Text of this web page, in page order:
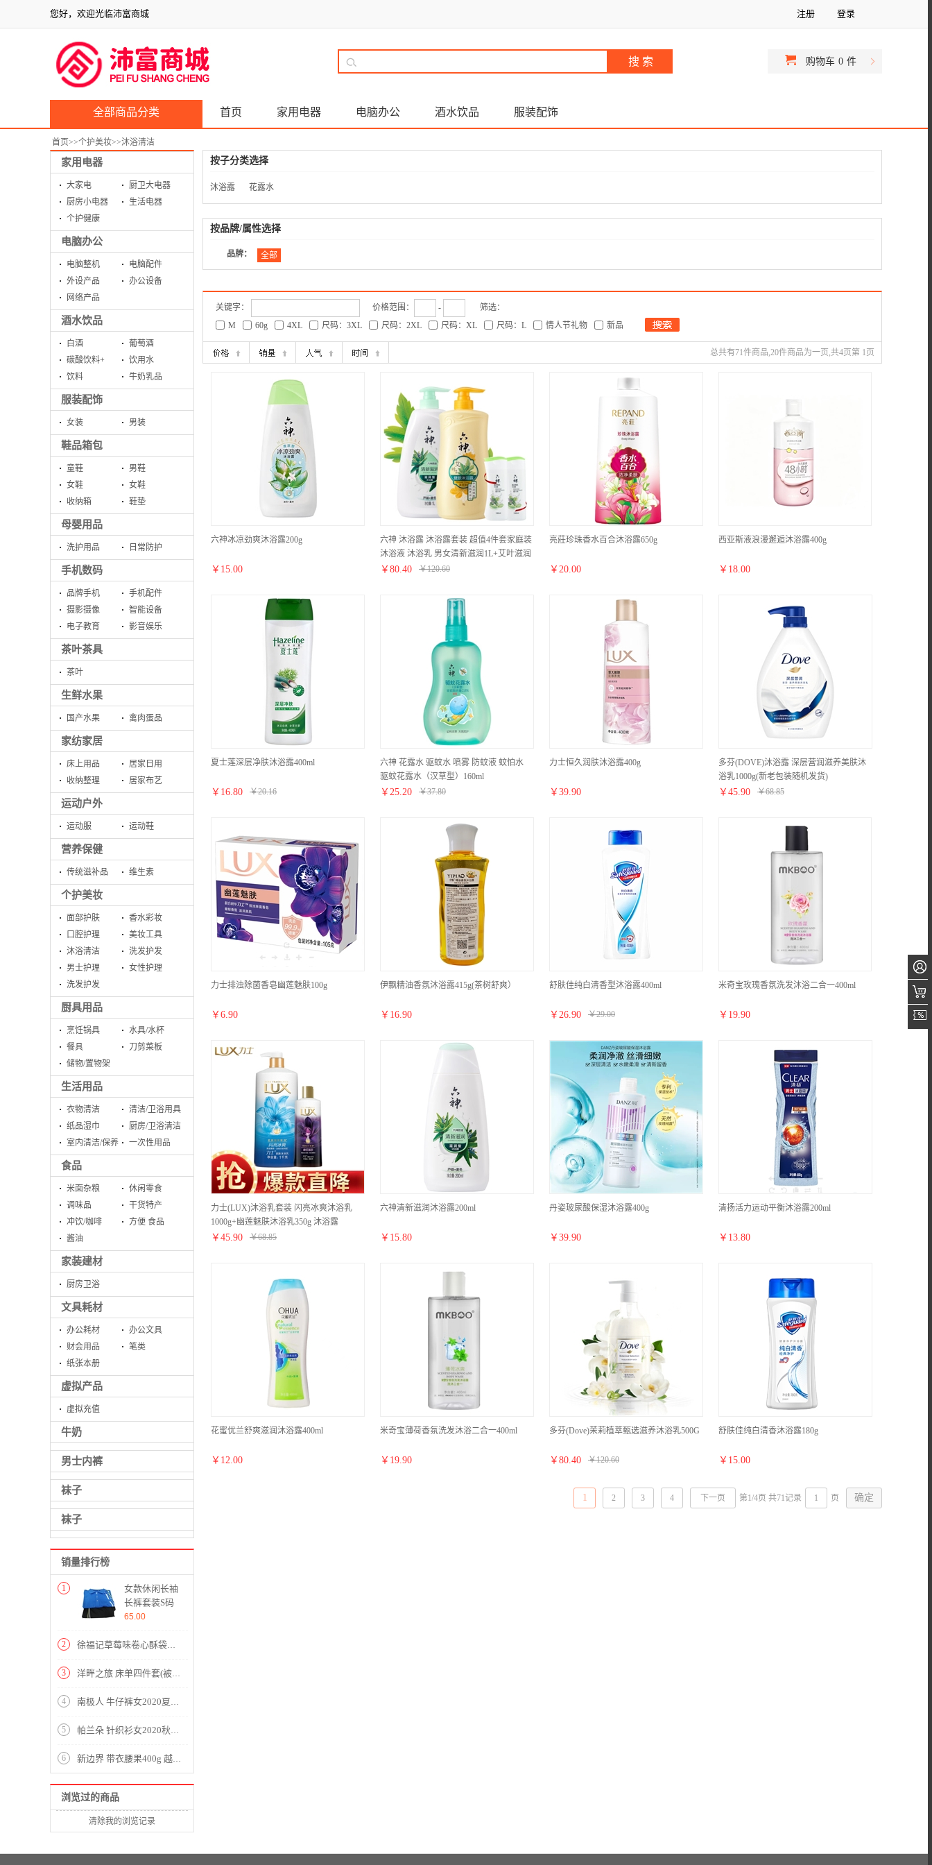
您好，欢迎光临沛富商城 注册 登录
购物车 0 件
全部商品分类 首页 家用电器 电脑办公 酒水饮品 服装配饰
首页>>个护美妆>>沐浴清洁
家用电器
大家电
厨卫大电器
厨房小电器
生活电器
个护健康
电脑办公
电脑整机
电脑配件
外设产品
办公设备
网络产品
酒水饮品
白酒
葡萄酒
碳酸饮料+
饮用水
饮料
牛奶乳品
服装配饰
女装 男装
鞋品箱包
童鞋
男鞋
女鞋
女鞋
收纳箱
鞋垫
母婴用品
洗护用品 日常防护
手机数码
品牌手机
手机配件
摄影摄像
智能设备
电子教育
影音娱乐
茶叶茶具
茶叶
生鲜水果
国产水果 禽肉蛋品
家纺家居
床上用品
居家日用
收纳整理
居家布艺
运动户外
运动服 运动鞋
营养保健
传统滋补品 维生素
个护美妆
面部护肤
香水彩妆
口腔护理
美妆工具
沐浴清洁
洗发护发
男士护理
女性护理
洗发护发
厨具用品
烹饪锅具
水具/水杯
餐具
刀剪菜板
储物/置物架
生活用品
衣物清洁
清洁/卫浴用具
纸品湿巾
厨房/卫浴清洁
室内清洁/保养
一次性用品
食品
米面杂粮
休闲零食
调味品
干货特产
冲饮/咖啡
方便 食品
酱油
家装建材
厨房卫浴
文具耗材
办公耗材
办公文具
财会用品
笔类
纸张本册
虚拟产品
虚拟充值
牛奶
男士内裤
袜子
袜子
销量排行榜
1
女款休闲长袖
长裤套装S码
线条蓝
65.00
2 徐福记草莓味卷心酥袋装105g
3 洋畔之旅 床单四件套(被套1件床单1件枕套2件)(适合1.8米床)【A版：涤棉提花；B版：纯棉/蓝】
4 南极人 牛仔裤女2020夏季新款阔腿裤韩版时尚百搭宽松显瘦高腰垂感拖地裤子 N7-FF2D11-525-蓝色 请拍正确尺码
5 帕兰朵 针织衫女2020秋季新款韩版格纹时尚针织开衫女潮流宽松显瘦毛衣外搭外套 黄色 请拍正确尺码
6 新边界 带衣腰果400g 越南腰果仁原味
浏览过的商品
清除我的浏览记录
按子分类选择
沐浴露 花露水
按品牌/属性选择
品牌： 全部
关键字： 价格范围： -
筛选：
M
60g 4XL 尺码：3XL 尺码：2XL 尺码：XL 尺码：L 情人节礼物 新品
总共有71件商品,20件商品为一页,共4页第 1页
六神冰凉劲爽沐浴露200g
￥ 15.00
六神 沐浴露 沐浴露套装 超值4件套家庭装
沐浴液 沐浴乳 男女清新滋润1L+艾叶滋润
1L+赠沐浴露100ml*2
￥ 80.40 ￥120.60
亮莊珍珠香水百合沐浴露650g
￥ 20.00
西亚斯液浪漫邂逅沐浴露400g
￥ 18.00
夏士莲深层净肤沐浴露400ml
￥ 16.80 ￥20.16
六神 花露水 驱蚊水 喷雾 防蚊液 蚊怕水
驱蚊花露水（汉草型）160ml
￥ 25.20 ￥37.80
力士恒久润肤沐浴露400g
￥ 39.90
多芬(DOVE)沐浴露 深层营润滋养美肤沐
浴乳1000g(新老包装随机发货)
￥ 45.90 ￥68.85
力士排浊除菌香皂幽莲魅肤100g
￥ 6.90
伊飘精油香氛沐浴露415g(茶树舒爽）
￥ 16.90
舒肤佳纯白清香型沐浴露400ml
￥ 26.90 ￥29.00
米奇宝玫瑰香氛洗发沐浴二合一400ml
￥ 19.90
力士(LUX)沐浴乳套装 闪亮冰爽沐浴乳
1000g+幽莲魅肤沐浴乳350g 沐浴露
￥ 45.90 ￥68.85
六神清新滋润沐浴露200ml
￥ 15.80
丹姿玻尿酸保湿沐浴露400g
￥ 39.90
清扬活力运动平衡沐浴露200ml
￥ 13.80
花蜜优兰舒爽滋润沐浴露400ml
￥ 12.00
米奇宝薄荷香氛洗发沐浴二合一400ml
￥ 19.90
多芬(Dove)茉莉植萃甄选滋养沐浴乳500G
￥ 80.40 ￥120.60
舒肤佳纯白清香沐浴露180g
￥ 15.00
1 2 3 4 下一页 第1/4页 共71记录 页